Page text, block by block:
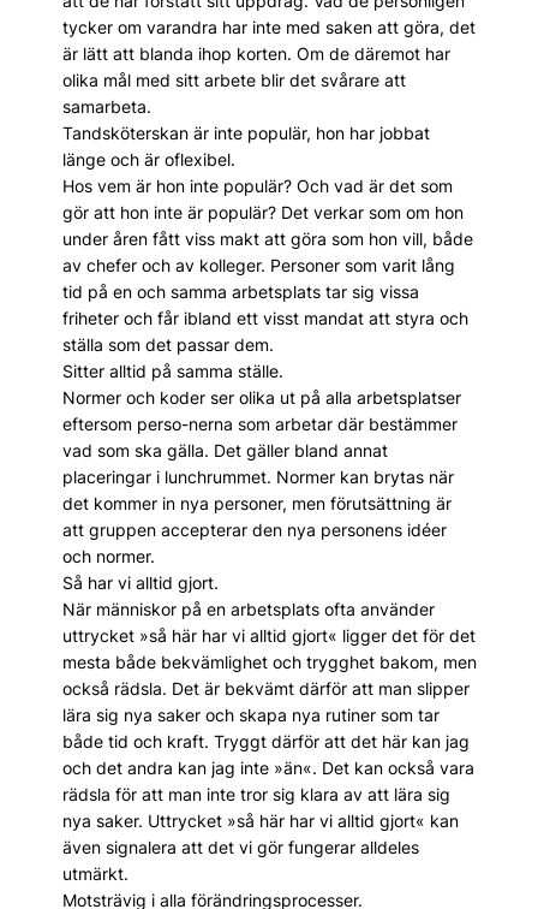
tycker om varandra har inte med saken att göra, det
är lätt att blanda ihop korten. Om de däremot har
olika mål med sitt arbete blir det svårare att
samarbeta.
Tandsköterskan är inte populär, hon har jobbat
länge och är oflexibel.
Hos vem är hon inte populär? Och vad är det som
gör att hon inte är populär? Det verkar som om hon
under åren fått viss makt att göra som hon vill, både
av chefer och av kolleger. Personer som varit lång
tid på en och samma arbetsplats tar sig vissa
friheter och får ibland ett visst mandat att styra och
ställa som det passar dem.
Sitter alltid på samma ställe.
Normer och koder ser olika ut på alla arbetsplatser
eftersom perso-nerna som arbetar där bestämmer
vad som ska gälla. Det gäller bland annat
placeringar i lunchrummet. Normer kan brytas när
det kommer in nya personer, men förutsättning är
att gruppen accepterar den nya personens idéer
och normer.
Så har vi alltid gjort.
När människor på en arbetsplats ofta använder
uttrycket »så här har vi alltid gjort« ligger det för det
mesta både bekvämlighet och trygghet bakom, men
också rädsla. Det är bekvämt därför att man slipper
lära sig nya saker och skapa nya rutiner som tar
både tid och kraft. Tryggt därför att det här kan jag
och det andra kan jag inte »än«. Det kan också vara
rädsla för att man inte tror sig klara av att lära sig
nya saker. Uttrycket »så här har vi alltid gjort« kan
även signalera att det vi gör fungerar alldeles
utmärkt.
Motsträvig i alla förändringsprocesser.